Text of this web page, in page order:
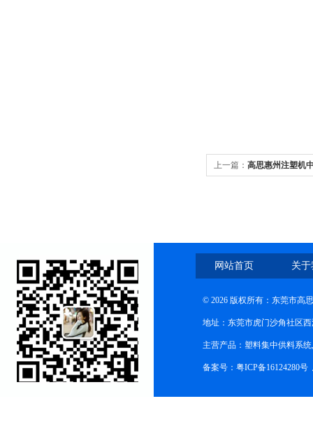
上一篇： 高思惠州注塑机
网站首页 关
© 2026 版权所有：东莞市高
地址：东莞市虎门沙角社区
主营产品：塑料集中供料系
备案号：粤ICP备16124280号